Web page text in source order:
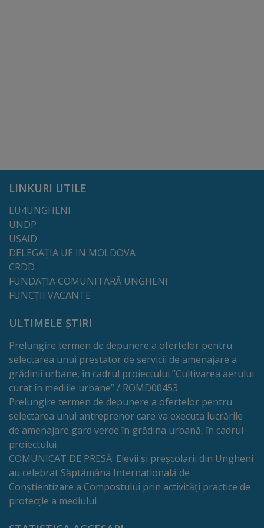
2024/Referend.
Alegeri
locale
Condiții
de
acces
pe
proprietăţi
şi
utilizarea
partajată
a
infrastructurii
asociate
LINKURI UTILE
EU4UNGHENI
UNDP
USAID
DELEGAȚIA UE IN MOLDOVA
CRDD
FUNDAȚIA COMUNITARĂ UNGHENI
FUNCȚII VACANTE
ULTIMELE ȘTIRI
Prelungire termen de depunere a ofertelor pentru
selectarea unui prestator de servicii de amenajare a
grădinii urbane, în cadrul proiectului ”Cultivarea aerului
curat în mediile urbane” / ROMD00453
Prelungire termen de depunere a ofertelor pentru
selectarea unui antreprenor care va executa lucrările
de amenajare gard verde în grădina urbană, în cadrul
proiectului
COMUNICAT DE PRESĂ: Elevii și preșcolarii din Ungheni
au celebrat Săptămâna Internațională de
Conștientizare a Compostului prin activități practice de
protecție a mediului